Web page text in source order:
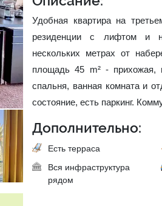
Удобная квартира на
резиденции с лифтом и
нескольких метрах от
площадь 45 m² - прихожая,
спальня, ванная комната и
состояние, есть паркинг.
Дополнительно:
Есть терраса
Вся инфраструктура
рядом